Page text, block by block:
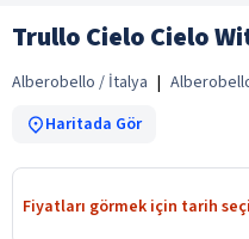
Trullo Cielo Cielo
Alberobello / İtalya |
Haritada Gör
Fiyatları görmek için tarih